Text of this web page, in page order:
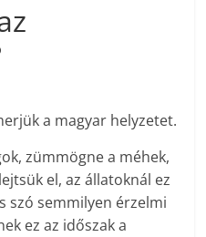
a magyar helyzetet.
zümmögne a méhek,
el, az állatoknál ez
szó semmilyen érzelmi
ez az időszak a